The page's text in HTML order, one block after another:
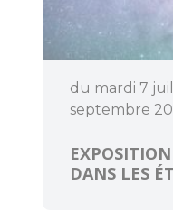
du mardi 7
septembre
DANS LES